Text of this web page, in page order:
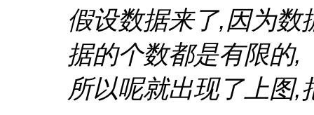
假设数据来了,因为数
据的个数都是有限的,
所以呢就出现了上图,